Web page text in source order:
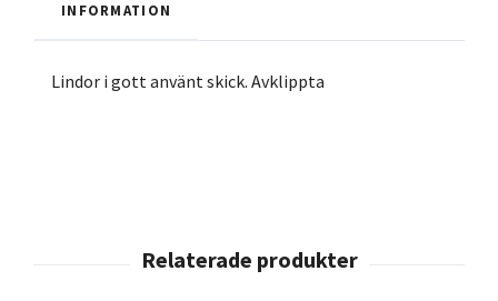
INFORMATION
Lindor i gott använt skick. Avklippta